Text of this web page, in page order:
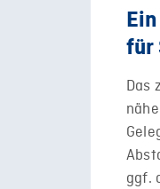
für
Das
ggf.